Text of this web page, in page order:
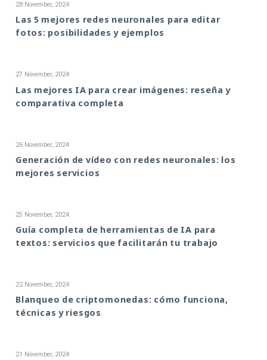
28 November, 2024
Las 5 mejores redes neuronales para editar
fotos: posibilidades y ejemplos
27 November, 2024
Las mejores IA para crear imágenes: reseña y
comparativa completa
26 November, 2024
Generación de vídeo con redes neuronales: los
mejores servicios
25 November, 2024
Guía completa de herramientas de IA para
textos: servicios que facilitarán tu trabajo
22 November, 2024
Blanqueo de criptomonedas: cómo funciona,
técnicas y riesgos
21 November, 2024